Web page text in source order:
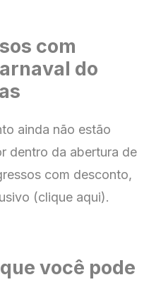
com
do
ainda não estão
dentro da abertura de
com desconto,
(clique aqui).
você pode